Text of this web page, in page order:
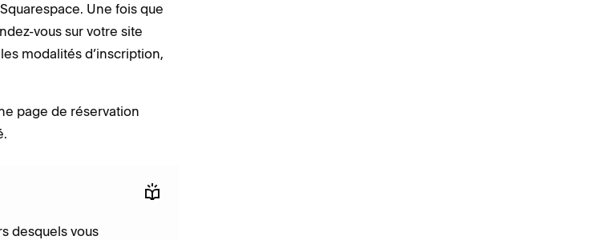
Une fois que
vous sur votre site
modalités d’inscription,
page de réservation
desquels vous